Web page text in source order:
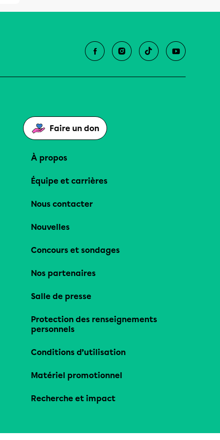
Faire un don
À propos
Équipe et carrières
Nous contacter
Nouvelles
Concours et sondages
Nos partenaires
Salle de presse
Protection des renseignements
personnels
Conditions d’utilisation
Matériel promotionnel
Recherche et impact